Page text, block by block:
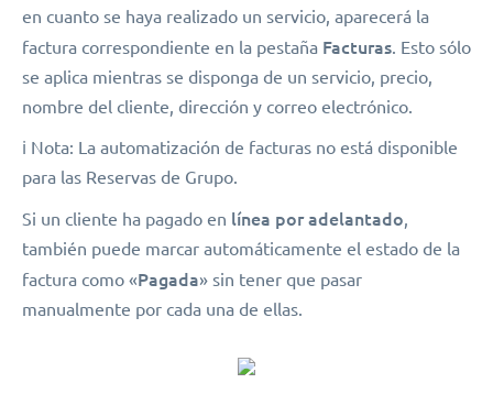
en cuanto se haya realizado un servicio, aparecerá la
factura correspondiente en la pestaña Facturas. Esto sólo
se aplica mientras se disponga de un servicio, precio,
nombre del cliente, dirección y correo electrónico.
ℹ️ Nota: La automatización de facturas no está disponible
para las Reservas de Grupo.
Si un cliente ha pagado en línea por adelantado,
también puede marcar automáticamente el estado de la
factura como «Pagada» sin tener que pasar
manualmente por cada una de ellas.